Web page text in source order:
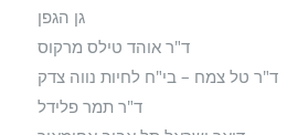
גן הגפן
ד"ר אוהד טילס מרקוס
ד"ר טל צמח – בי"ח לחיות נווה צדק
ד"ר תמר פלידל